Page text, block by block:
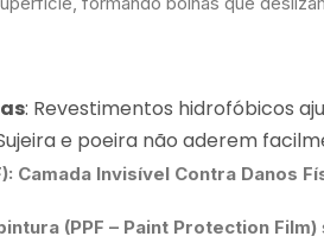
: Revestimentos hidrofóbicos
e poeira não aderem
Camada Invisível Contra Danos
(PPF – Paint Protection Film)